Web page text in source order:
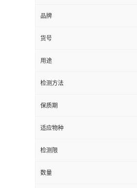
品牌
货号
用途
检测方法
保质期
适应物种
检测限
数量